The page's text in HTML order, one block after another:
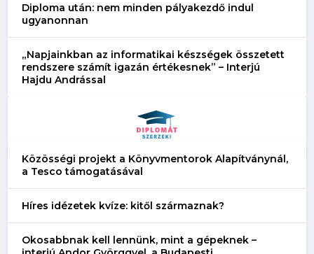
Diploma után: nem minden pályakezdő indul
ugyanonnan
„Napjainkban az informatikai készségek összetett
rendszere számít igazán értékesnek” – Interjú
Hajdu Andrással
Közösségi projekt a Könyvmentorok Alapítványnál,
a Tesco támogatásával
Híres idézetek kvíze: kitől származnak?
Okosabbnak kell lennünk, mint a gépeknek –